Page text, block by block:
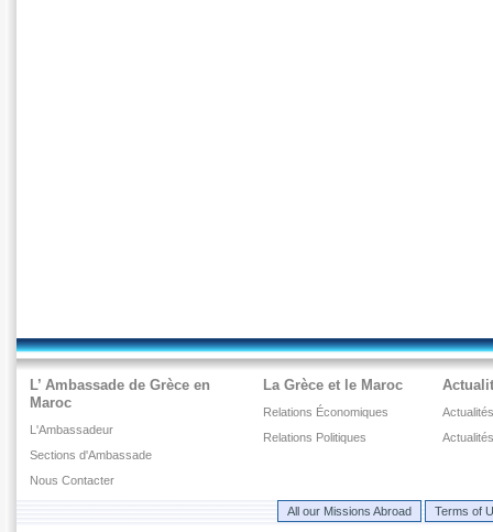
L’ Ambassade de Grèce en
Maroc
L'Ambassadeur
Sections d'Ambassade
Nous Contacter
La Grèce et le Maroc
Relations Économiques
Relations Politiques
Actualités
All our Missions Abroad Terms of